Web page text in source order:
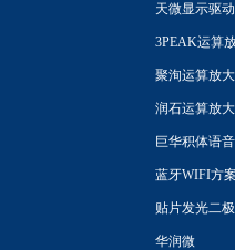
天微显示驱
3PEAK运算
聚洵运算放
润石运算放
巨华积体语
蓝牙WIFI方
贴片发光二
华润微